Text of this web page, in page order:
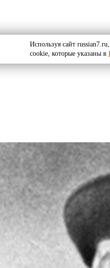
Используя сайт
cookie, которые указаны в